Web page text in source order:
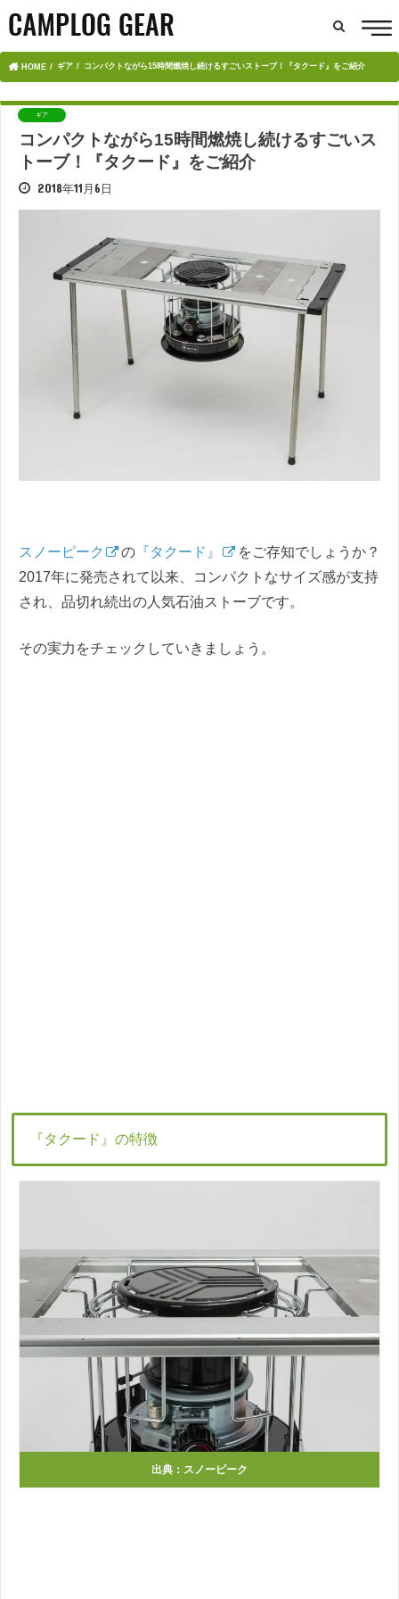
HOME ギア コンパクトながら15時間燃焼し続けるすごいストーブ！『タクード』をご紹介
ギア
コンパクトながら15時間燃焼し続けるすごいス
トーブ！『タクード』をご紹介
2018年11月6日
スノーピーク の 『タクード』
をご存知でしょうか？
2017年に発売されて以来、コンパクトなサイズ感が支持
され、品切れ続出の人気石油ストーブです。
その実力をチェックしていきましょう。
『タクード』の特徴
出典：スノーピーク